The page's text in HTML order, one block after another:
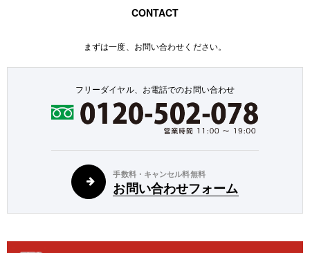
CONTACT
まずは一度、お問い合わせください。
フリーダイヤル、お電話でのお問い合わせ
手数料・キャンセル料無料
お問い合わせフォーム